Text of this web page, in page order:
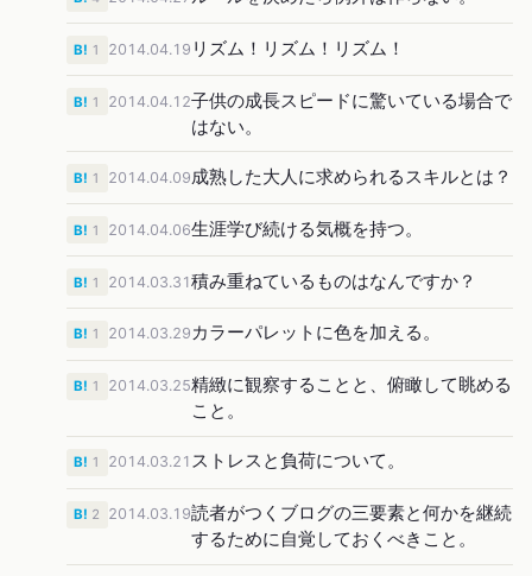
2014.04.19 リズム！リズム！リズム！
B! 1
2014.04.12子供の成長スピードに驚いている場合で
はない。
B! 1
2014.04.09成熟した大人に求められるスキルとは？
B! 1
2014.04.06生涯学び続ける気概を持つ。
B! 1
2014.03.31積み重ねているものはなんですか？
B! 1
2014.03.29 カラーパレットに色を加える。
B! 1
2014.03.25精緻に観察することと、俯瞰して眺める
こと。
B! 1
2014.03.21 ストレスと負荷について。
B! 1
2014.03.19読者がつくブログの三要素と何かを継続
するために自覚しておくべきこと。
B! 2